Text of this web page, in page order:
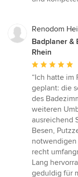
Sternen
Renodom
Badplaner &
Rhein
Bewertung:
5
von
5
Sternen
“Ich hatte im
geplant: die
des
weiteren
ausreichend
Besen,
recht
Lang
geduldig für